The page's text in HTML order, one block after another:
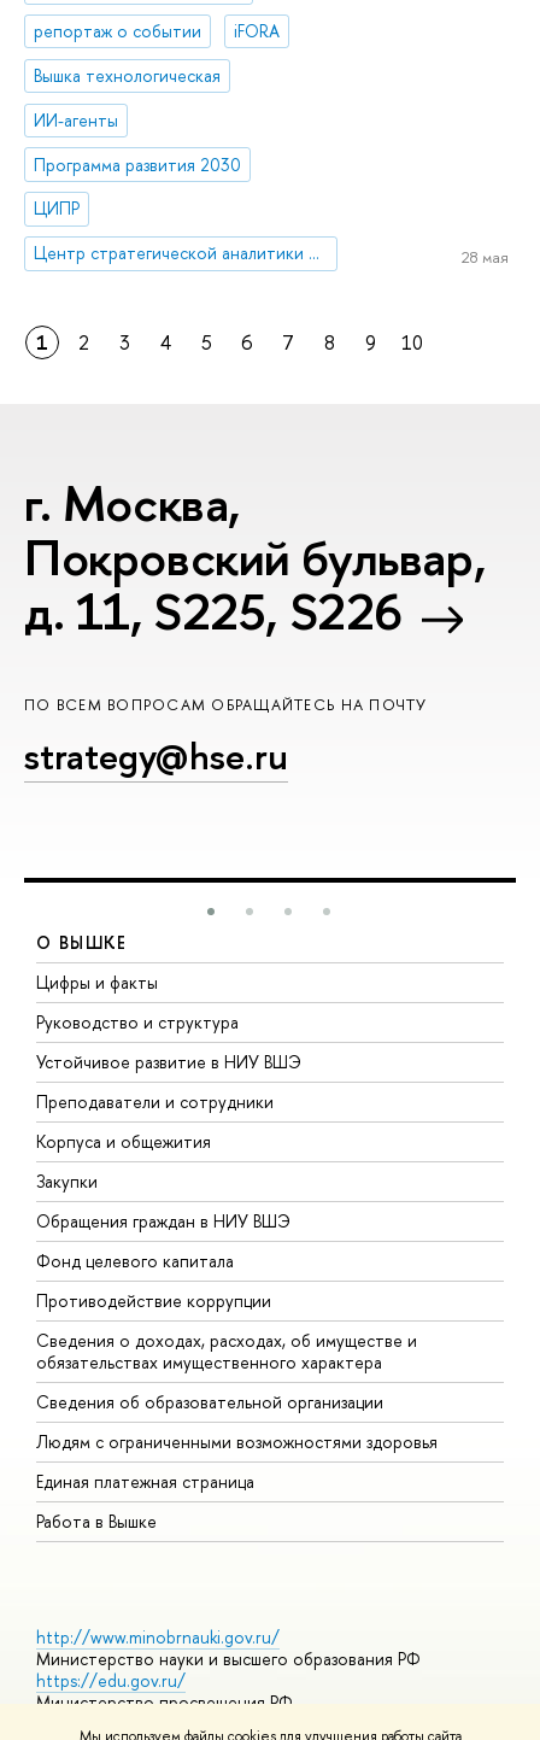
репортаж о событии
iFORA
Вышка технологическая
ИИ-агенты
Программа развития 2030
ЦИПР
Центр стратегической аналитики и больших данных
28 мая
1 2 3 4 5 6 7 8 9 10
г. Москва,
Покровский бульвар,
д. 11, S225, S226
ПО ВСЕМ ВОПРОСАМ ОБРАЩАЙТЕСЬ НА ПОЧТУ
strategy@hse.ru
О ВЫШКЕ
Цифры и факты
Руководство и структура
Устойчивое развитие в НИУ ВШЭ
Преподаватели и сотрудники
Корпуса и общежития
Закупки
Обращения граждан в НИУ ВШЭ
Фонд целевого капитала
Противодействие коррупции
Сведения о доходах, расходах, об имуществе и
обязательствах имущественного характера
Сведения об образовательной организации
Людям с ограниченными возможностями здоровья
Единая платежная страница
Работа в Вышке
http://www.minobrnauki.gov.ru/
Министерство науки и высшего образования РФ
https://edu.gov.ru/
Министерство просвещения РФ
https://elearning.hse.ru/mooc